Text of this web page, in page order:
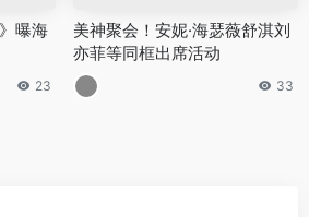
曝海
23
美神聚会！安妮·海瑟薇舒淇刘
亦菲等同框出席活动
33